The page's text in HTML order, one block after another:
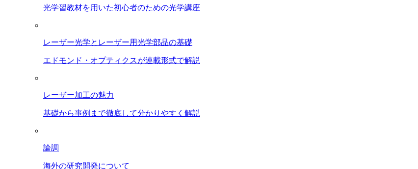
光学習教材を用いた初心者のための光学講座
レーザー光学とレーザー用光学部品の基礎
エドモンド・オプティクスが連載形式で解説
レーザー加工の魅力
基礎から事例まで徹底して分かりやすく解説
論調
海外の研究開発について